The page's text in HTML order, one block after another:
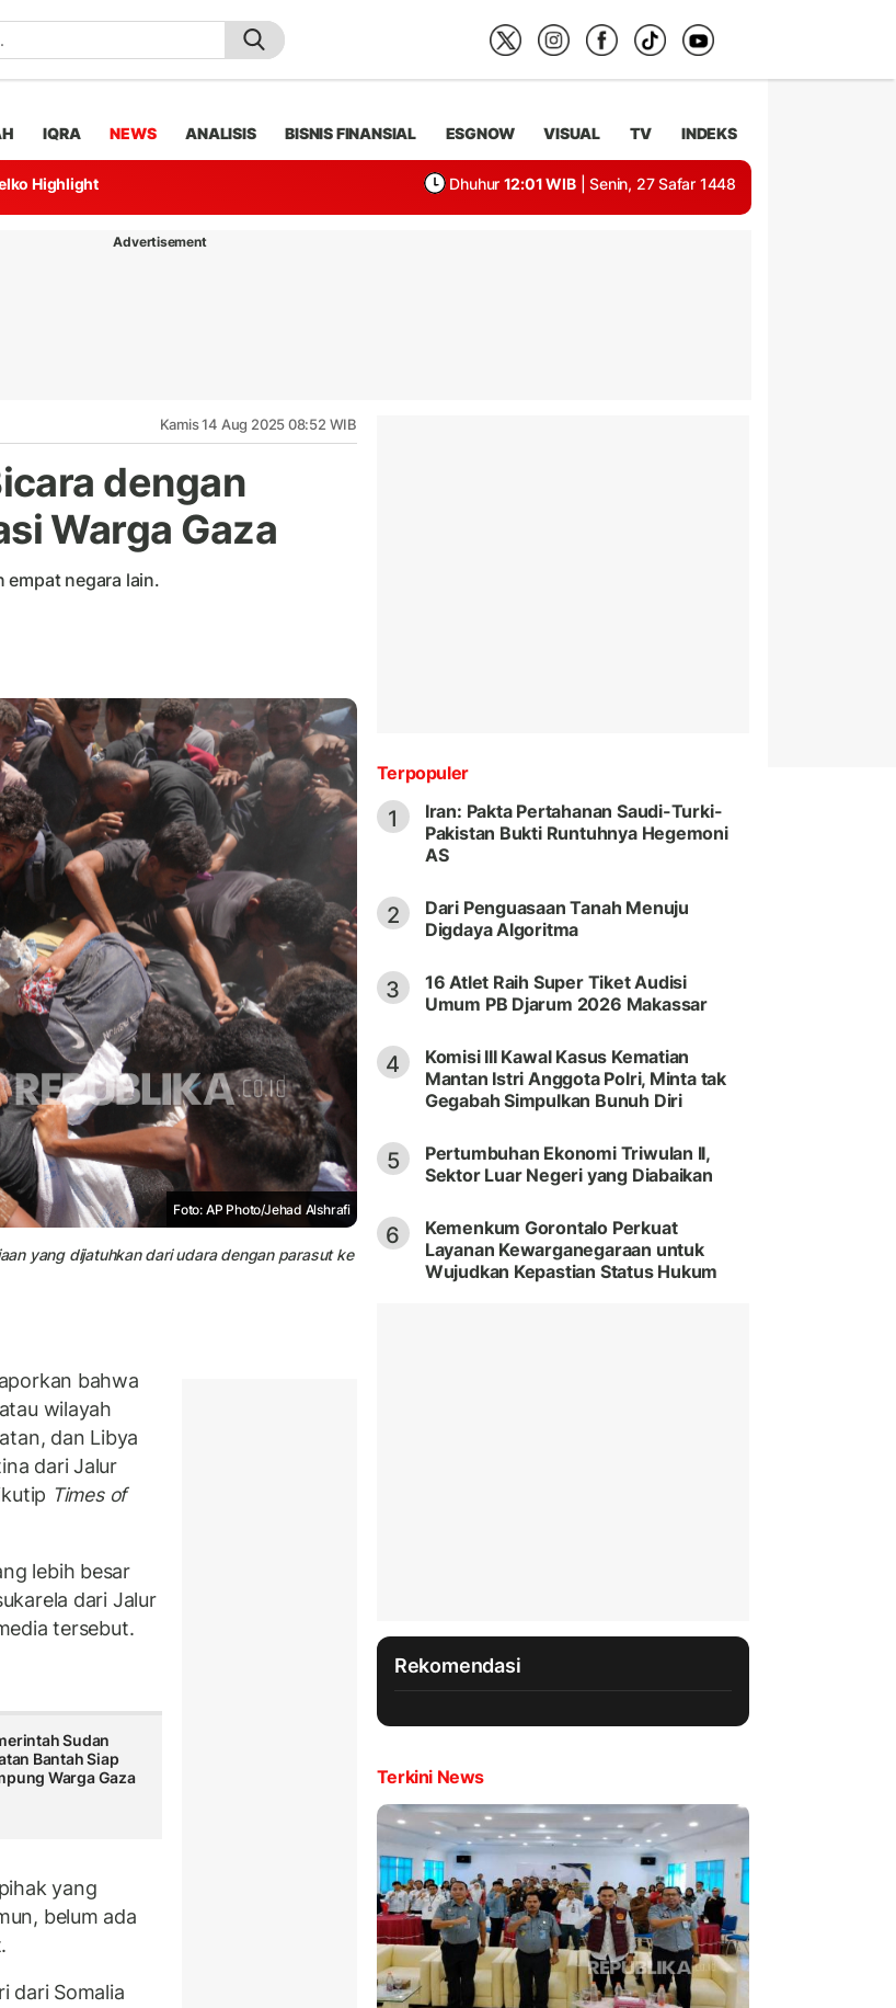
IQRA NEWS ANALISIS BISNIS FINANSIAL ESGNOW VISUAL TV INDEKS
Highlight Dhuhur 12:01 WIB | Senin, 27 Safar 1448
Advertisement
Kamis 14 Aug 2025 08:52 WIB
dengan
Warga Gaza
empat negara lain.
Foto: AP Photo/Jehad Alshrafi
yang dijatuhkan dari udara dengan parasut ke
bahwa
wilayah
dan Libya
dari Jalur
Times of
lebih besar
dari Jalur
tersebut.
Sudan
Bantah Siap
Warga Gaza
yang
belum ada
dari Somalia
Terpopuler
1
Iran: Pakta Pertahanan Saudi-Turki-
Pakistan Bukti Runtuhnya Hegemoni
AS
2
Dari Penguasaan Tanah Menuju
Digdaya Algoritma
3
16 Atlet Raih Super Tiket Audisi
Umum PB Djarum 2026 Makassar
4
Komisi III Kawal Kasus Kematian
Mantan Istri Anggota Polri, Minta tak
Gegabah Simpulkan Bunuh Diri
5
Pertumbuhan Ekonomi Triwulan II,
Sektor Luar Negeri yang Diabaikan
6
Kemenkum Gorontalo Perkuat
Layanan Kewarganegaraan untuk
Wujudkan Kepastian Status Hukum
Rekomendasi
Terkini News